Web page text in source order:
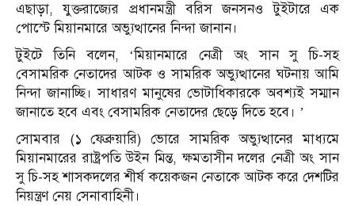
এছাড়া, যুক্তরাজ্যের প্রধানমন্ত্রী বরিস জনসনও টুইটারে এক
পোস্টে মিয়ানমারে অভ্যুত্থানের নিন্দা জানান।
টুইটে তিনি বলেন, ‘মিয়ানমারে নেত্রী অং সান সু চি-সহ
বেসামরিক নেতাদের আটক ও সামরিক অভ্যুত্থানের ঘটনায় আমি
নিন্দা জানাচ্ছি। সাধারণ মানুষের ভোটাধিকারকে অবশ্যই সম্মান
জানাতে হবে এবং বেসামরিক নেতাদের ছেড়ে দিতে হবে। ’
সোমবার (১ ফেব্রুয়ারি) ভোরে সামরিক অভ্যুত্থানের মাধ্যমে
মিয়ানমারের রাষ্ট্রপতি উইন মিন্ত, ক্ষমতাসীন দলের নেত্রী অং সান
সু চি-সহ শাসকদলের শীর্ষ কয়েকজন নেতাকে আটক করে দেশটির
নিয়ন্ত্রণ নেয় সেনাবাহিনী।